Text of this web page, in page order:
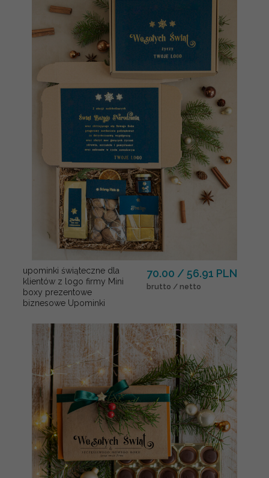
upominki świąteczne dla
klientów z logo firmy Mini
boxy prezentowe
biznesowe Upominki
70.00 / 56.91 PLN
brutto / netto